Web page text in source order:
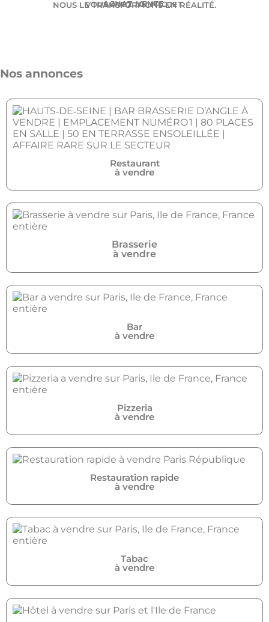
ACHAT. VENTE.
VOUS AVEZ UN PROJET.
NOUS LE TRANSFORMONS EN RÉALITÉ.
Nos annonces
Restaurant
à vendre
Brasserie
à vendre
Bar
à vendre
Pizzeria
à vendre
Restauration rapide
à vendre
Tabac
à vendre